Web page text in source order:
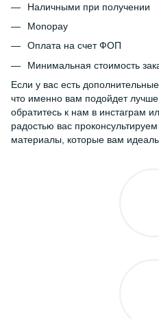
Наличными при получении
Monopay
Оплата на счет ФОП
Минимальная стоимость
Если у вас есть
что именно вам подойдет лучше
обратитесь к нам в инстаграм
радостью вас
материалы, которые вам